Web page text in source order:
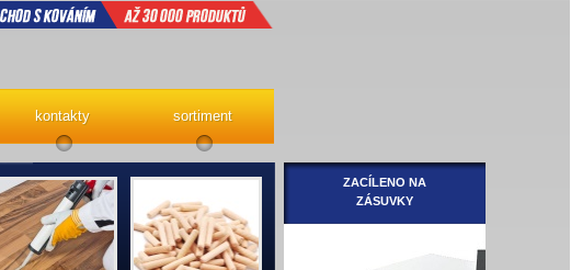
kontakty sortiment
ZACÍLENO NA
ZÁSUVKY